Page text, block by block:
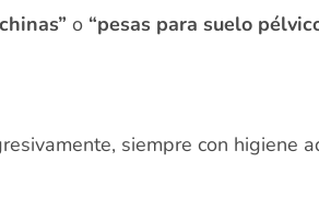
o “pesas para suelo
siempre con higiene